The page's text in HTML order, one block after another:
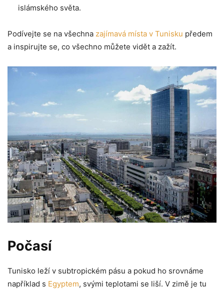
islámského světa.
Podívejte se na všechna zajímavá místa v Tunisku předem
a inspirujte se, co všechno můžete vidět a zažít.
Počasí
Tunisko leží v subtropickém pásu a pokud ho srovnáme
například s Egyptem, svými teplotami se liší. V zimě je tu